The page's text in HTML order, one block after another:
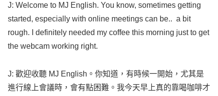
J: Welcome to MJ English. You know, sometimes getting
started, especially with online meetings can be.. a bit
rough. I definitely needed my coffee this morning just to get
the webcam working right.
J: 歡迎收聽 MJ English 。你知道，有時候一開始，尤其是
進行線上會議時，會有點困難。我今天早上真的靠喝咖啡才